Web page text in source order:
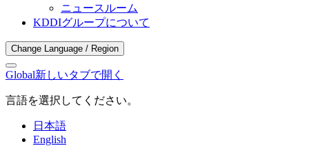
ニュースルーム
KDDIグループについて
Change Language / Region
Global新しいタブで開く
言語を選択してください。
日本語
English